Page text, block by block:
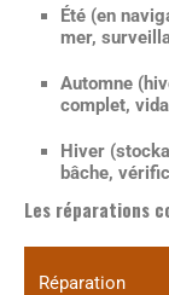
Été (en
mer,
Automne
complet,
Hiver
bâche,
Les réparations
Réparation